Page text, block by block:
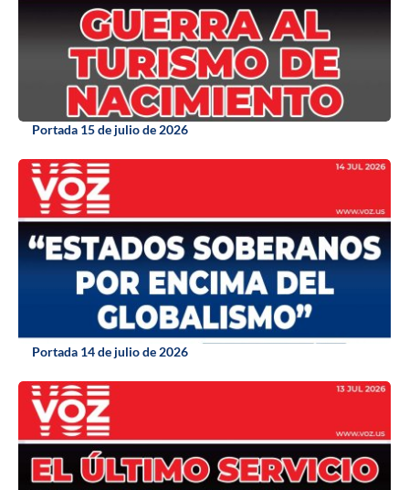
Portada 15 de julio de 2026
Portada 14 de julio de 2026